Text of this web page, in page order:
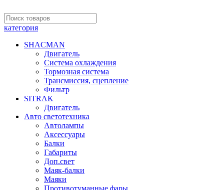
категория
SHACMAN
Двигатель
Система охлаждения
Тормозная система
Трансмиссия, сцепление
Фильтр
SITRAK
Двигатель
Авто светотехника
Автолампы
Аксессуары
Балки
Габариты
Доп.свет
Маяк-балки
Маяки
Противотуманные фары